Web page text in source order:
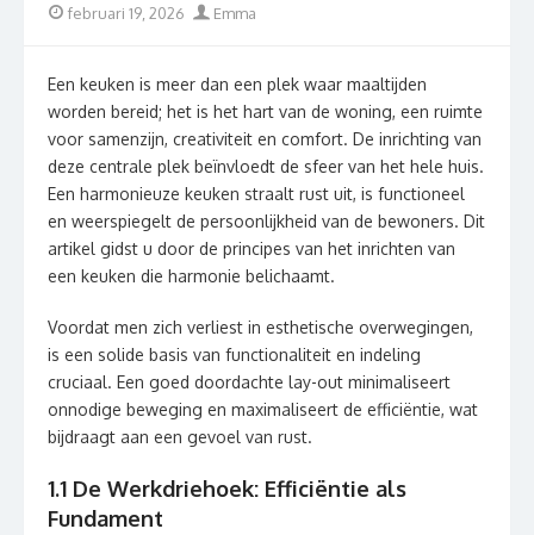
Posted
februari 19, 2026 Author
Emma
Een keuken is meer dan een plek waar maaltijden
worden bereid; het is het hart van de woning, een ruimte
voor samenzijn, creativiteit en comfort. De inrichting van
deze centrale plek beïnvloedt de sfeer van het hele huis.
Een harmonieuze keuken straalt rust uit, is functioneel
en weerspiegelt de persoonlijkheid van de bewoners. Dit
artikel gidst u door de principes van het inrichten van
een keuken die harmonie belichaamt.
Voordat men zich verliest in esthetische overwegingen,
is een solide basis van functionaliteit en indeling
cruciaal. Een goed doordachte lay-out minimaliseert
onnodige beweging en maximaliseert de efficiëntie, wat
bijdraagt aan een gevoel van rust.
1.1 De Werkdriehoek: Efficiëntie als
Fundament